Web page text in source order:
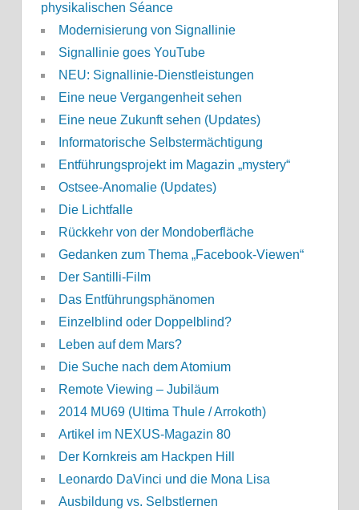
physikalischen Séance
Modernisierung von Signallinie
Signallinie goes YouTube
NEU: Signallinie-Dienstleistungen
Eine neue Vergangenheit sehen
Eine neue Zukunft sehen (Updates)
Informatorische Selbstermächtigung
Entführungsprojekt im Magazin „mystery“
Ostsee-Anomalie (Updates)
Die Lichtfalle
Rückkehr von der Mondoberfläche
Gedanken zum Thema „Facebook-Viewen“
Der Santilli-Film
Das Entführungsphänomen
Einzelblind oder Doppelblind?
Leben auf dem Mars?
Die Suche nach dem Atomium
Remote Viewing – Jubiläum
2014 MU69 (Ultima Thule / Arrokoth)
Artikel im NEXUS-Magazin 80
Der Kornkreis am Hackpen Hill
Leonardo DaVinci und die Mona Lisa
Ausbildung vs. Selbstlernen